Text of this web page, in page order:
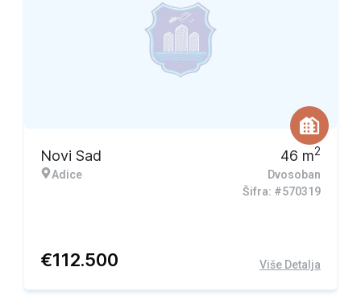
Novi Sad
Adice
46 m2
Dvosoban
Šifra: #570319
€112.500 Više Detalja